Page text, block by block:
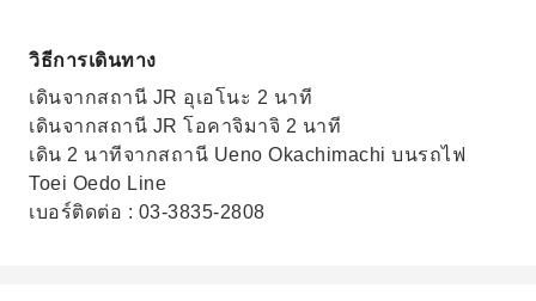
วิธีการเดินทาง
เดินจากสถานี JR อุเอโนะ 2 นาที
เดินจากสถานี JR โอคาจิมาจิ 2 นาที
เดิน 2 นาทีจากสถานี Ueno Okachimachi บนรถไฟ
Toei Oedo Line
เบอร์ติดต่อ : 03-3835-2808